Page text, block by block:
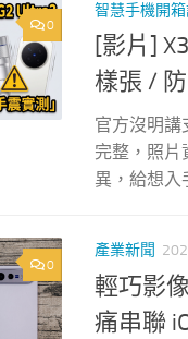
0
智慧手機開箱
[影片]
樣張 /
官方沒明講
完整，照片
異，給想入
0
產業新聞
輕巧影
痛串聯